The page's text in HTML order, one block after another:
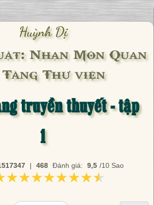
Huỳnh Dị
Nhạn Môn Quan
Thư viện
truyền thuyết - tập
1
| 468 Đánh giá: 9,5 /10 Sao